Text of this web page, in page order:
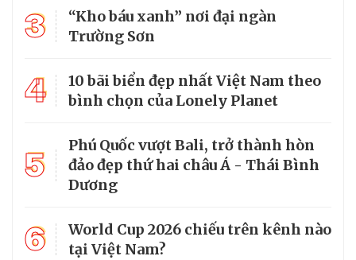
3
“Kho báu xanh” nơi đại ngàn
Trường Sơn
4
10 bãi biển đẹp nhất Việt Nam theo
bình chọn của Lonely Planet
5
Phú Quốc vượt Bali, trở thành hòn
đảo đẹp thứ hai châu Á - Thái Bình
Dương
6
World Cup 2026 chiếu trên kênh nào
tại Việt Nam?